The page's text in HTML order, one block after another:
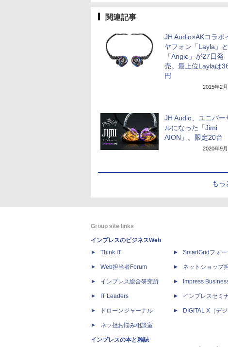
関連記事
JH Audio×AKコラボ
ヤフォン「Layla」と
「Angie」が27日発
売。最上位Laylaは
円
2015年2
JH Audio、ユニバー
ルになった「Jimi
AION」。限定20台
2020年9
もっ
Group site links
インプレスのビジネスWeb
Think IT
Web担当者Forum
インプレス総合研究所
IT Leaders
ドローンジャーナル
ネッ担お悩み相談室
インプレスの本と雑誌
SmartGridフォー
ネットショップ
Impress
インプレスセミ
DIGITAL X（デ